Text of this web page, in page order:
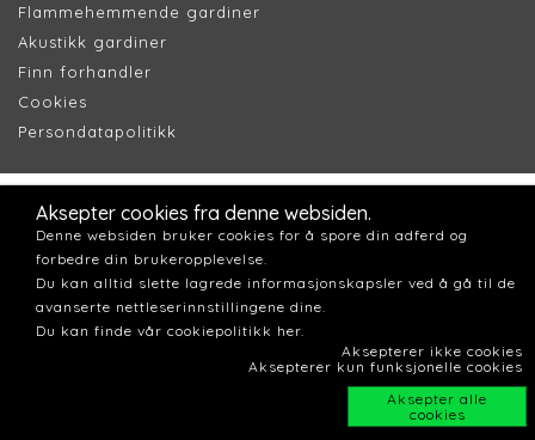
Flammehemmende gardiner
Akustikk gardiner
Finn forhandler
Cookies
Persondatapolitikk
Aksepter cookies fra denne websiden.
Denne websiden bruker cookies for å spore din adferd og
forbedre din brukeropplevelse.
Du kan alltid slette lagrede informasjonskapsler ved å gå til de
avanserte nettleserinnstillingene dine.
Du kan finde vår cookiepolitikk her.
Aksepterer ikke cookies
Aksepterer kun funksjonelle cookies
Aksepter alle
cookies